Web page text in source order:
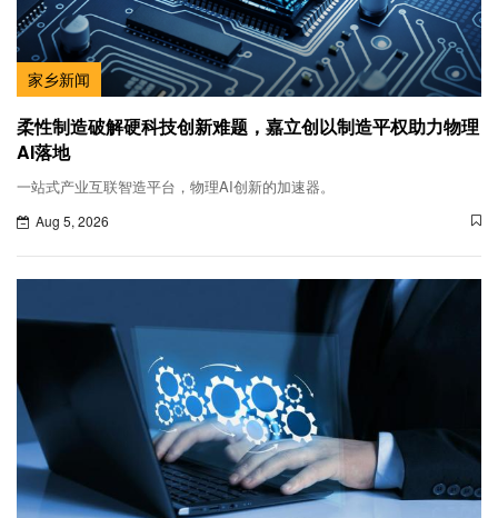
家乡新闻
柔性制造破解硬科技创新难题，嘉立创以制造平权助力物理
AI落地
一站式产业互联智造平台，物理AI创新的加速器。
Aug 5, 2026